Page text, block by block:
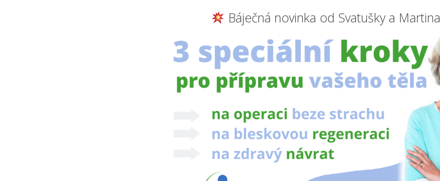
Báječná novinka od Svatušky a Martina